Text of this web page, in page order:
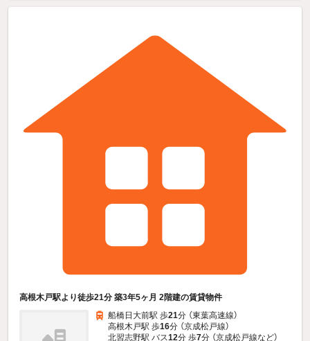
高根木戸駅より徒歩21分 築3年5ヶ月 2階建の賃貸物件
船橋日大前駅 歩21分 （東葉高速線）
高根木戸駅 歩16分 （京成松戸線）
北習志野駅 バス12分 歩7分 （京成松戸線など）